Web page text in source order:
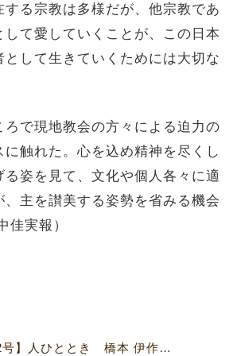
する宗教は多様だが、他宗教であ
して愛していくことが、この日本
として生きていくためには大切な
で現地教会の方々による迫力の
に触れた。心を込め精神を尽くし
る姿を見て、文化や個人各々に適
、主を讃美する姿勢を省みる機会
佳実報）
【4882号】人ひととき 橋本 伊作さん 成長させてくださるのは神